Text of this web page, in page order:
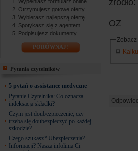
Otrzymujesz gotowe oferty
Wybierasz najlepszą ofertę
Spotykasz się z agentem
Podpisujesz dokumenty
PORÓWNAJ!
Pytania czytelników
5 pytań o assistance medyczne
Pytanie Czytelnika: Co oznacza
indeksacja składki?
Czym jest doubezpieczenie, czy
trzeba się doubezpieczyć po każdej
szkodzie?
Czego szukasz? Ubezpieczenia?
Informacji? Nasza infolinia Ci
OZ
Zobacz